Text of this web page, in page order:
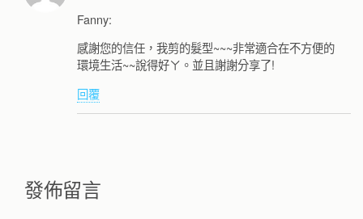
Fanny:
感謝您的信任，我剪的髮型~~~非常適合在不方便的
環境生活~~說得好ㄚ。並且謝謝分享了!
回覆
發佈留言